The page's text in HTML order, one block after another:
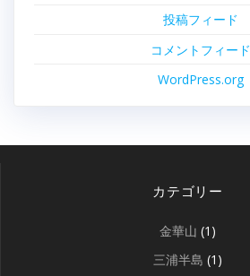
投稿フィード
コメントフィード
WordPress.org
カテゴリー
金華山 (1)
三浦半島 (1)